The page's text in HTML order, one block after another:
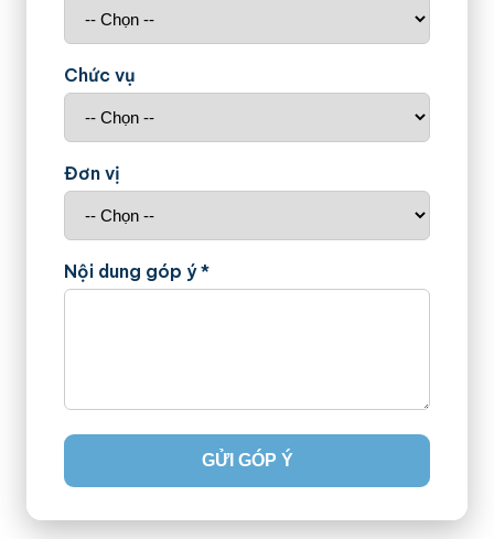
Chức vụ
Đơn vị
Nội dung góp ý *
GỬI GÓP Ý